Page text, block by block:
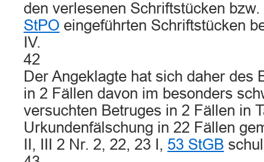
den verlesenen Schriftstücken
StPO eingeführten Schriftstücken
IV.
42
Der Angeklagte hat sich daher des
in 2 Fällen davon im besonders
versuchten Betruges in 2 Fällen in
Urkundenfälschung in 22 Fällen
II, III 2 Nr. 2, 22, 23 I, 53 StGB